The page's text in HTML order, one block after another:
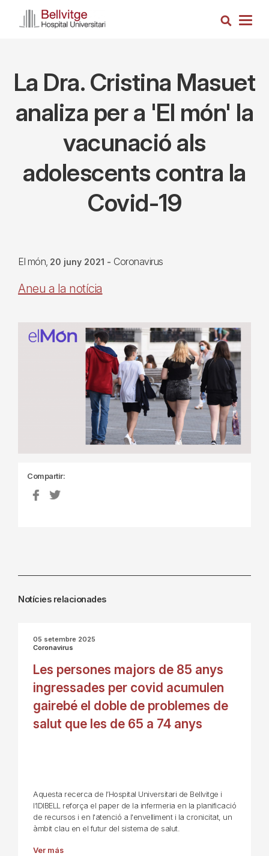
Cerca
La Dra. Cristina Masuet
analiza per a 'El món' la
vacunació als
adolescents contra la
Covid-19
El món 20 juny 2021 - Coronavirus
Aneu a la notícia
Compartir:
Notícies relacionades
05 setembre 2025
Coronavirus
Les persones majors de 85 anys
ingressades per covid acumulen
gairebé el doble de problemes de
salut que les de 65 a 74 anys
Aquesta recerca de l’Hospital Universitari de Bellvitge i
l’IDIBELL reforça el paper de la infermeria en la planificació
de recursos i en l'atenció a l'envelliment i la cronicitat, un
àmbit clau en el futur del sistema de salut.
Ver más